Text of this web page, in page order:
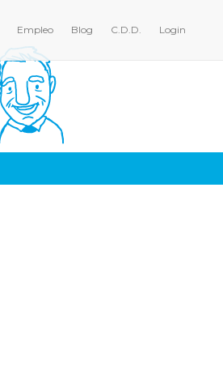
Empleo Blog C.D.D. Login